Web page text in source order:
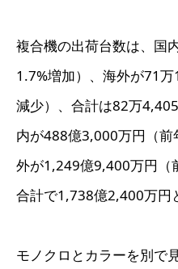
複合機の出荷台数は、国
1.7%増加）、海外が71
減少）、合計は82万
内が488億3,000万円（
外が1,249億9,400万円（
合計で1,738億2,400万円
モノクロとカラーを別で